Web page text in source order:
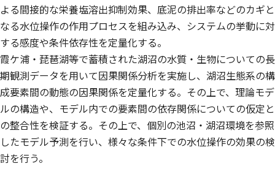
よる間接的な栄養塩溶出抑制効果、底泥の排出率などのカギと
なる水位操作の作用プロセスを組み込み、システムの挙動に対
する感度や条件依存性を定量化する。
霞ケ浦・琵琶湖等で蓄積された湖沼の水質・生物についての長
期観測データを用いて因果関係分析を実施し、湖沼生態系の構
成要素間の動態の因果関係を定量化する。その上で、理論モデ
ルの構造や、モデル内での要素間の依存関係についての仮定と
の整合性を検証する。その上で、個別の池沼・湖沼環境を参照
したモデル予測を行い、様々な条件下での水位操作の効果の検
討を行う。